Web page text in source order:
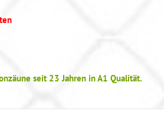
seit 23 Jahren in A1 Qualität.